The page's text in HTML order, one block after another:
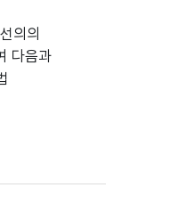
의의
다음과